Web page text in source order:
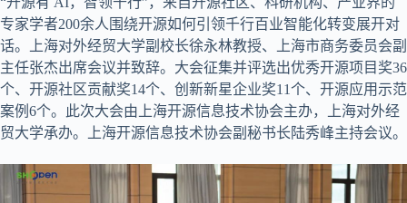
专家学者200余人围绕开源如何引领千行百业智能化转变展开对
话。上海对外经贸大学副校长徐永林教授、上海市商务委员会副
主任张杰出席会议并致辞。大会征集并评选出优秀开源项目奖36
个、开源社区贡献奖14个、创新新星企业奖11个、开源应用示范
案例6个。此次大会由上海开源信息技术协会主办，上海对外经
贸大学承办。上海开源信息技术协会副秘书长陆秀峰主持会议。